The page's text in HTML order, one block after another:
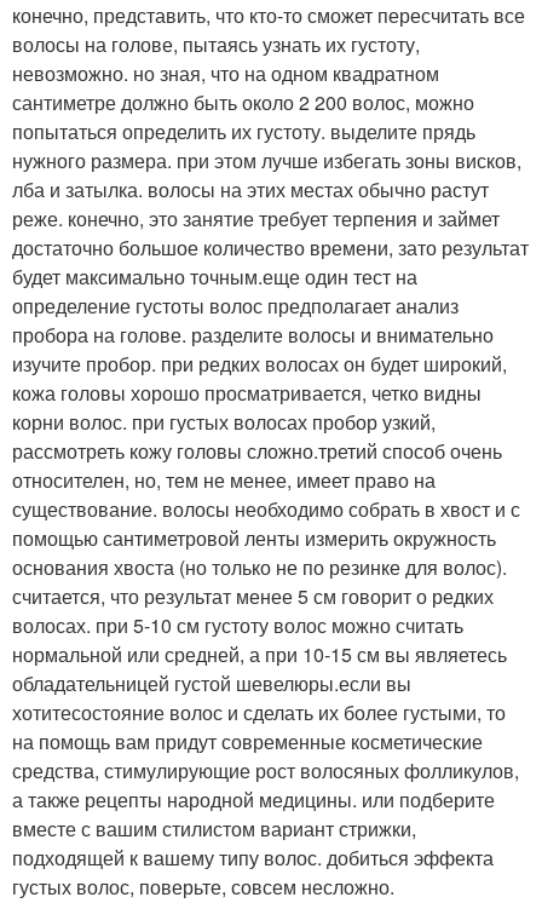
конечно, представить, что кто-то сможет пересчитать все
волосы на голове, пытаясь узнать их густоту,
невозможно. но зная, что на одном квадратном
сантиметре должно быть около 2 200 волос, можно
попытаться определить их густоту. выделите прядь
нужного размера. при этом лучше избегать зоны висков,
лба и затылка. волосы на этих местах обычно растут
реже. конечно, это занятие требует терпения и займет
достаточно большое количество времени, зато результат
будет максимально точным.еще один тест на
определение густоты волос предполагает анализ
пробора на голове. разделите волосы и внимательно
изучите пробор. при редких волосах он будет широкий,
кожа головы хорошо просматривается, четко видны
корни волос. при густых волосах пробор узкий,
рассмотреть кожу головы сложно.третий способ очень
относителен, но, тем не менее, имеет право на
существование. волосы необходимо собрать в хвост и с
помощью сантиметровой ленты измерить окружность
основания хвоста (но только не по резинке для волос).
считается, что результат менее 5 см говорит о редких
волосах. при 5-10 см густоту волос можно считать
нормальной или средней, а при 10-15 см вы являетесь
обладательницей густой шевелюры.если вы
хотитесостояние волос и сделать их более густыми, то
на помощь вам придут современные косметические
средства, стимулирующие рост волосяных фолликулов,
а также рецепты народной медицины. или подберите
вместе с вашим стилистом вариант стрижки,
подходящей к вашему типу волос. добиться эффекта
густых волос, поверьте, совсем несложно.